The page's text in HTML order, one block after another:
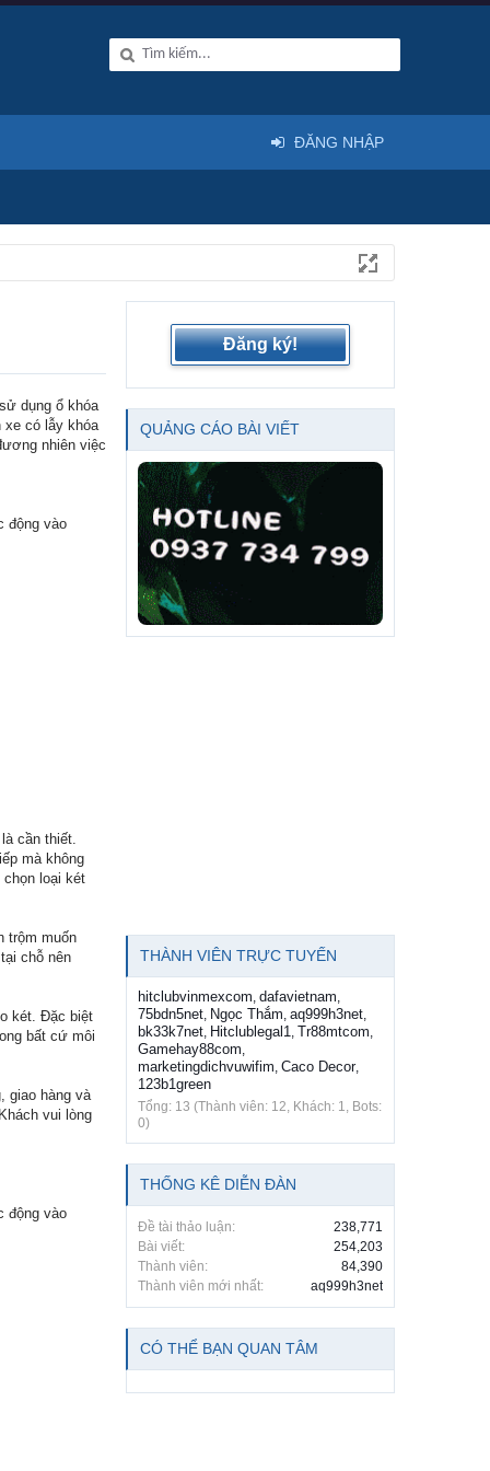
dụng ổ khóa
xe có lẫy khóa
nhiên việc
động vào
cần thiết.
mà không
loại két
trộm muốn
chỗ nên
két. Đặc biệt
bất cứ môi
giao hàng và
vui lòng
động vào
Đăng ký!
QUẢNG CÁO BÀI VIẾT
THÀNH VIÊN TRỰC TUYẾN
hitclubvinmexcom, dafavietnam,
75bdn5net, Ngọc Thắm, aq999h3net,
bk33k7net, Hitclublegal1, Tr88mtcom,
Gamehay88com,
marketingdichvuwifim, Caco Decor,
123b1green
Tổng: 13 (Thành viên: 12, Khách: 1, Bots:
0)
THỐNG KÊ DIỄN ĐÀN
Đề tài thảo luận:
238,771
Bài viết:
254,203
Thành viên:
84,390
Thành viên mới nhất:
aq999h3net
CÓ THỂ BẠN QUAN TÂM
ĐĂNG NHẬP